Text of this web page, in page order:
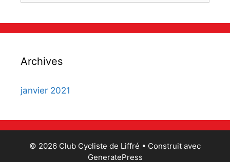
Archives
janvier 2021
© 2026 Club Cycliste de Liffré • Construit avec
GeneratePress